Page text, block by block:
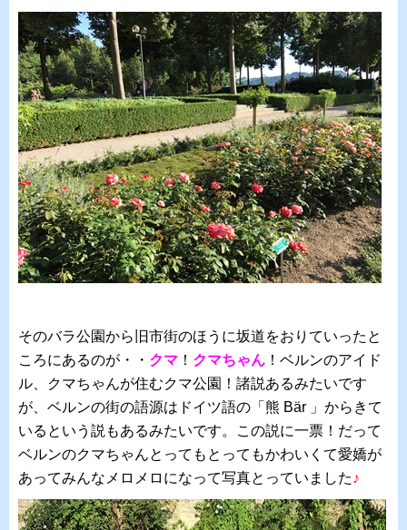
そのバラ公園から旧市街のほうに坂道をおりていったと
ころにあるのが・・ クマ ！ クマちゃん ！ベルンのアイド
ル、クマちゃんが住むクマ公園！諸説あるみたいです
が、ベルンの街の語源はドイツ語の「熊 Bär 」からきて
いるという説もあるみたいです。この説に一票！だって
ベルンのクマちゃんとってもとってもかわいくて愛嬌が
あってみんなメロメロになって写真とっていました♪